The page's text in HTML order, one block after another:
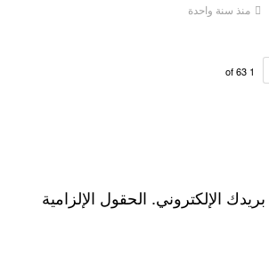
منذ سنة واحدة
1
63
الإلكتروني. الحقول الإلزامية